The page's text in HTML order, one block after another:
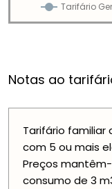
Tarifário
Notas ao
Tarifário familiar
com 5 ou mais
Preços
consumo de 3